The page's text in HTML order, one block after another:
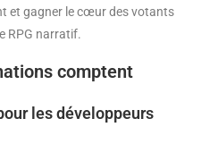
et gagner le cœur des votants
RPG narratif.
comptent
les développeurs